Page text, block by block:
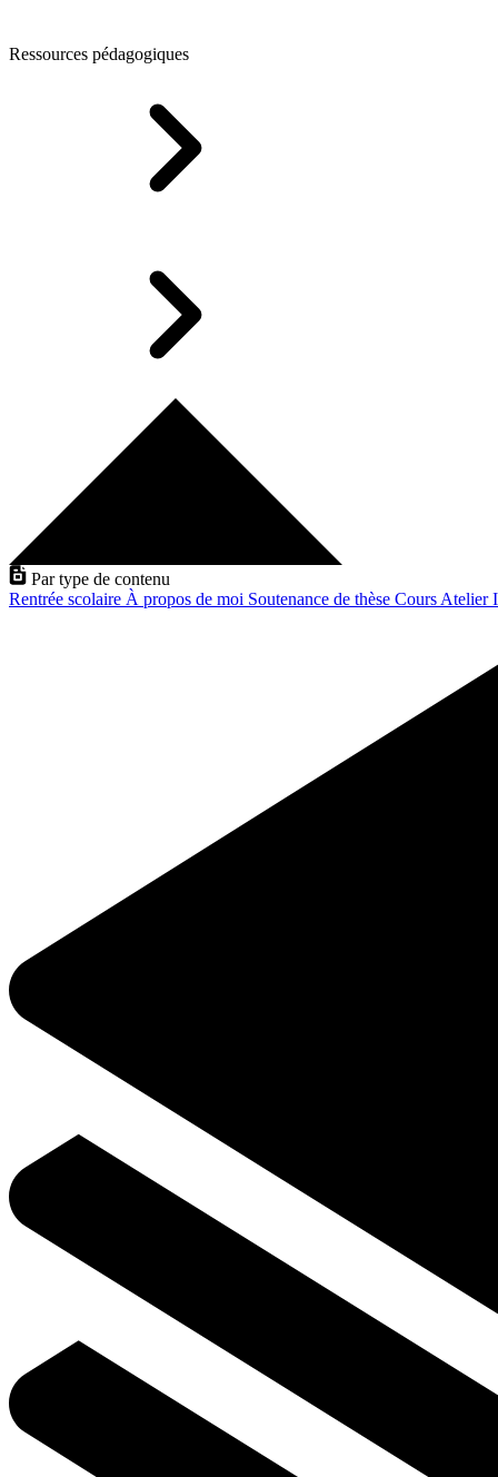
Ressources pédagogiques
Par type de contenu
Rentrée scolaire À propos de moi Soutenance de thèse Cours Atelier